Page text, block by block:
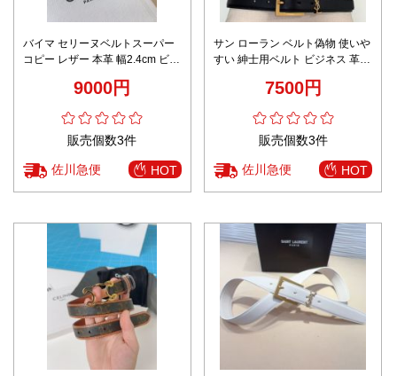
バイマ セリーヌベルトスーパー
コピー レザー 本革 幅2.4cm ビジ
9000円
販売個数3件
佐川急便 HOT
サン ローラン ベルト偽物 使いや
すい 紳士用ベルト ビジネス 革ベ
7500円
販売個数3件
佐川急便 HOT